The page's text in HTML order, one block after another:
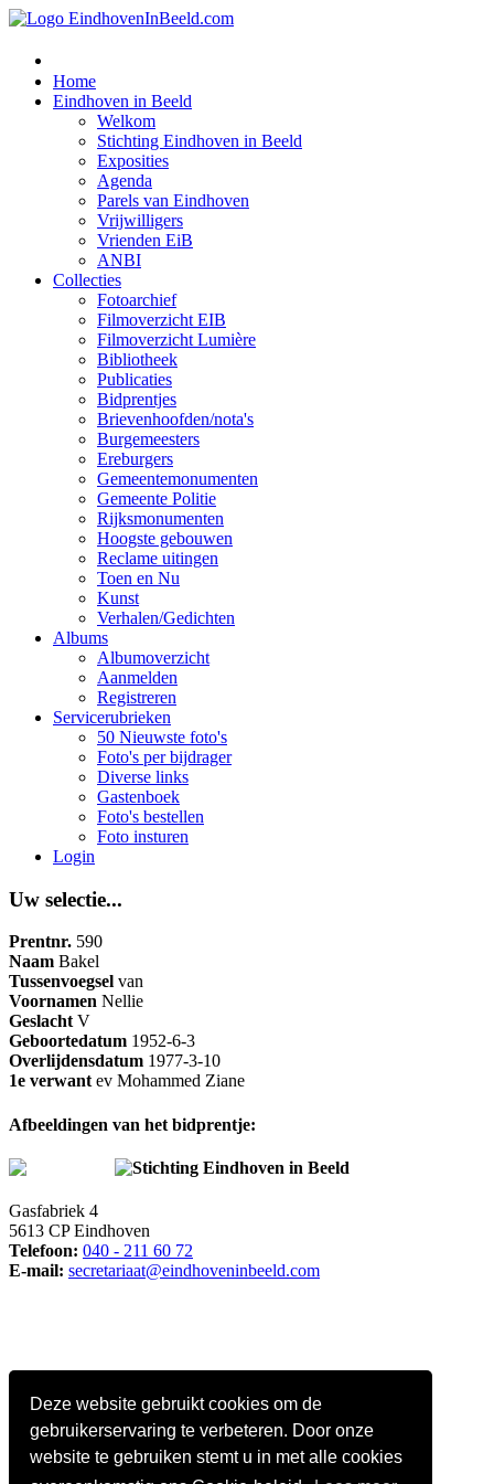
Deze website gebruikt cookies om de
gebruikerservaring te verbeteren. Door onze
website te gebruiken stemt u in met alle cookies
Home
Eindhoven in Beeld
Welkom
Stichting Eindhoven in Beeld
Exposities
Agenda
Parels van Eindhoven
Vrijwilligers
Vrienden EiB
ANBI
Collecties
Fotoarchief
Filmoverzicht EIB
Filmoverzicht Lumière
Bibliotheek
Publicaties
Bidprentjes
Brievenhoofden/nota's
Burgemeesters
Ereburgers
Gemeentemonumenten
Gemeente Politie
Rijksmonumenten
Hoogste gebouwen
Reclame uitingen
Toen en Nu
Kunst
Verhalen/Gedichten
Albums
Albumoverzicht
Aanmelden
Registreren
Servicerubrieken
50 Nieuwste foto's
Foto's per bijdrager
Diverse links
Gastenboek
Foto's bestellen
Foto insturen
Login
Uw selectie...
Prentnr. 590
Naam Bakel
Tussenvoegsel van
Voornamen Nellie
GeslachtV
Geboortedatum 1952-6-3
Overlijdensdatum 1977-3-10
1e verwantev Mohammed Ziane
Afbeeldingen van het bidprentje:
Stichting Eindhoven in Beeld
Gasfabriek 4
5613 CP Eindhoven
Telefoon: 040 - 211 60 72
E-mail: secretariaat@eindhoveninbeeld.com